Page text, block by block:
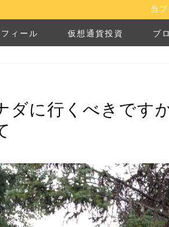
当
ィール 仮想通貨投資 ブ
ダに行くべきです